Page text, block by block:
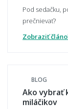
Čo ak
Aký
naboso?
Pod sedačku,
prečnievať?
Zobraziť
BLOG
Ako vybrať
miláčikov